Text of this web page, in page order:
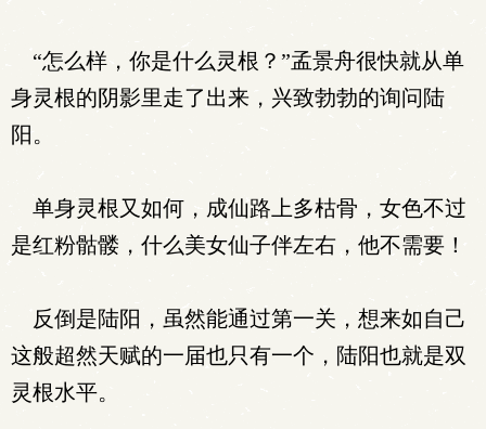
“怎么样，你是什么灵根？”孟景舟很快就从单
身灵根的阴影里走了出来，兴致勃勃的询问陆
阳。
单身灵根又如何，成仙路上多枯骨，女色不过
是红粉骷髅，什么美女仙子伴左右，他不需要！
反倒是陆阳，虽然能通过第一关，想来如自己
这般超然天赋的一届也只有一个，陆阳也就是双
灵根水平。